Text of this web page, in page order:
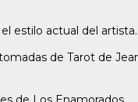
estilo actual del artista.
de Tarot de